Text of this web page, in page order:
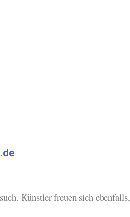
Künstler freuen sich ebenfalls,